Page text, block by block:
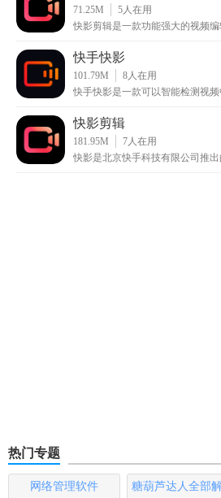
71.25M 5 人在用
快影剪辑是一款功能强大的视频编
快手快影
101.79M 8 人在用
快手快影是一款可以智能检测视频
快影剪辑
181.95M 7 人在用
快影是北京快手科技有限公司推出
热门专题
网络管理软件
糖葫芦达人全部